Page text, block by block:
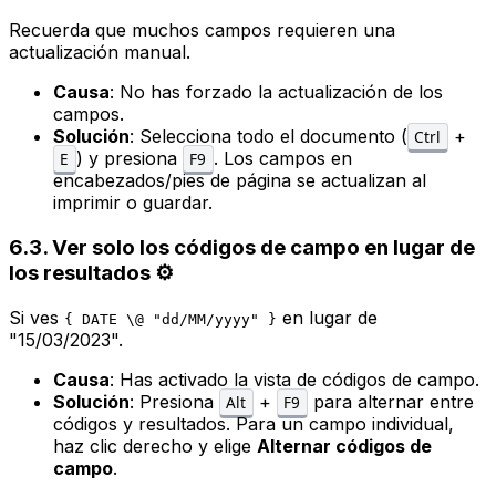
Recuerda que muchos campos requieren una
actualización manual.
Causa: No has forzado la actualización de los
campos.
Solución: Selecciona todo el documento ( Ctrl +
E ) y presiona F9 . Los campos en
encabezados/pies de página se actualizan al
imprimir o guardar.
6.3. Ver solo los códigos de campo en lugar de
los resultados ⚙️
Si ves { DATE \@ "dd/MM/yyyy" } en lugar de
"15/03/2023".
Causa: Has activado la vista de códigos de campo.
Solución: Presiona Alt + F9
para alternar entre
códigos y resultados. Para un campo individual,
haz clic derecho y elige Alternar códigos de
campo.